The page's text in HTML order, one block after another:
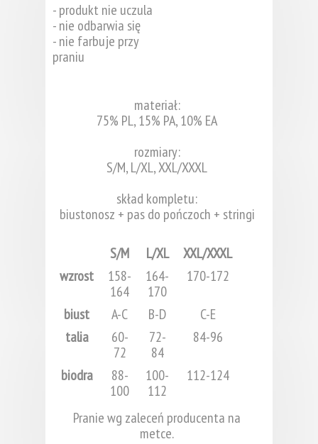
- produkt nie uczula
- nie odbarwia się
- nie farbuje przy
praniu
materiał:
75% PL, 15% PA, 10% EA
rozmiary:
S/M, L/XL, XXL/XXXL
skład kompletu:
biustonosz + pas do pończoch + stringi
S/M L/XL
XXL/XXXL
wzrost
158-
164
164-
170
170-172
biust A-C B-D
C-E
talia
60-
72
72-
84
84-96
biodra
88-
100
100-
112
112-124
Pranie wg zaleceń producenta na
metce.